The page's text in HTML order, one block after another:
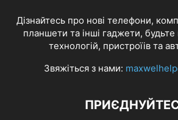
Дізнайтесь про нові телефони,
планшети та інші гаджети, будьте
технологій, пристроїів та
Звяжіться з нами: